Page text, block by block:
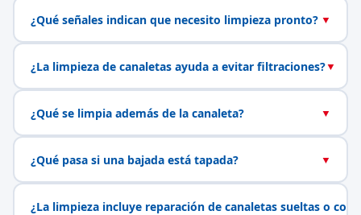
¿Qué señales indican que necesito limpieza pronto? ▼
¿La limpieza de canaletas ayuda a evitar filtraciones?▼
¿Qué se limpia además de la canaleta? ▼
¿Qué pasa si una bajada está tapada? ▼
¿La limpieza incluye reparación de canaletas sueltas o con